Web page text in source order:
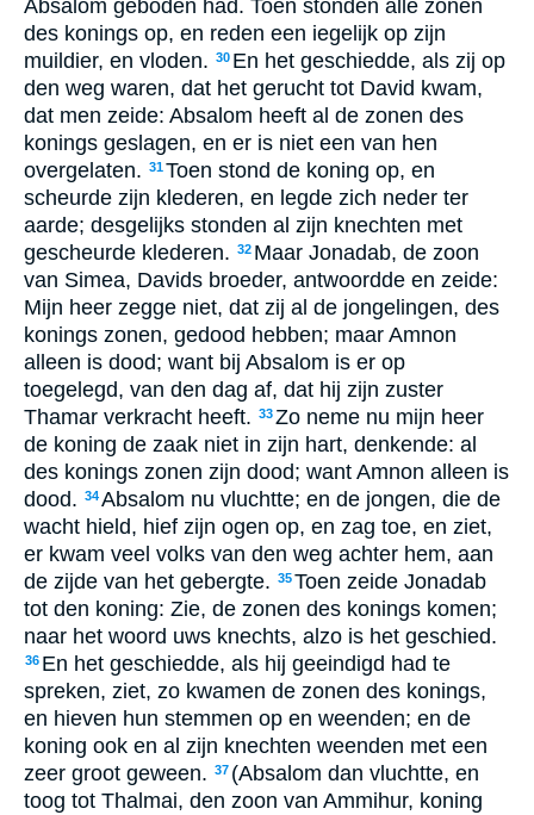
Absalom geboden had. Toen stonden alle zonen
des konings op, en reden een iegelijk op zijn
muildier, en vloden. 30 En het geschiedde, als zij op
den weg waren, dat het gerucht tot David kwam,
dat men zeide: Absalom heeft al de zonen des
konings geslagen, en er is niet een van hen
overgelaten. 31Toen stond de koning op, en
scheurde zijn klederen, en legde zich neder ter
aarde; desgelijks stonden al zijn knechten met
gescheurde klederen. 32 Maar Jonadab, de zoon
van Simea, Davids broeder, antwoordde en zeide:
Mijn heer zegge niet, dat zij al de jongelingen, des
konings zonen, gedood hebben; maar Amnon
alleen is dood; want bij Absalom is er op
toegelegd, van den dag af, dat hij zijn zuster
Thamar verkracht heeft. 33Zo neme nu mijn heer
de koning de zaak niet in zijn hart, denkende: al
des konings zonen zijn dood; want Amnon alleen is
dood. 34Absalom nu vluchtte; en de jongen, die de
wacht hield, hief zijn ogen op, en zag toe, en ziet,
er kwam veel volks van den weg achter hem, aan
de zijde van het gebergte. 35Toen zeide Jonadab
tot den koning: Zie, de zonen des konings komen;
naar het woord uws knechts, alzo is het geschied.
36 En het geschiedde, als hij geeindigd had te
spreken, ziet, zo kwamen de zonen des konings,
en hieven hun stemmen op en weenden; en de
koning ook en al zijn knechten weenden met een
zeer groot geween. 37 (Absalom dan vluchtte, en
toog tot Thalmai, den zoon van Ammihur, koning